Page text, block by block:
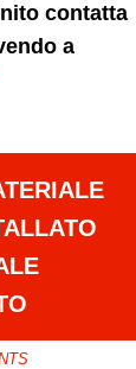
contatta
a